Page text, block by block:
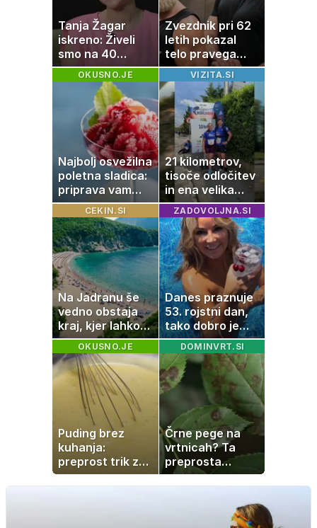
Tanja Žagar
iskreno: Živeli
smo na 40
kvadratih, a
imela sem vse,
kar otrok
potrebuje
Zvezdnik pri 62
letih pokazal
telo pravega
gladiatorja
OKUSNO.JE
Najbolj osvežilna
poletna sladica:
priprava vam
vzame le 10
minut
VIZITA.SI
21 kilometrov,
tisoče odločitev
in ena velika
želja: živeti na
polno s
sladkorno
boleznijo
CEKIN.SI
Na Jadranu še
vedno obstaja
kraj, kjer lahko
dopustujete
poceni:
nastanitev že od
10 evrov, kosilo
za pet evrov
ZADOVOLJNA.SI
Danes praznuje
53. rojstni dan,
tako dobro je
videti znana
Slovenka
OKUSNO.JE
Puding brez
kuhanja:
preprost trik za
pripravo v le
nekaj minutah
DOMINVRT.SI
Črne pege na
vrtnicah? Ta
preprosta
sestavina
pomaga